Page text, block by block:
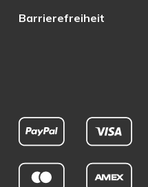
Barrierefreiheit